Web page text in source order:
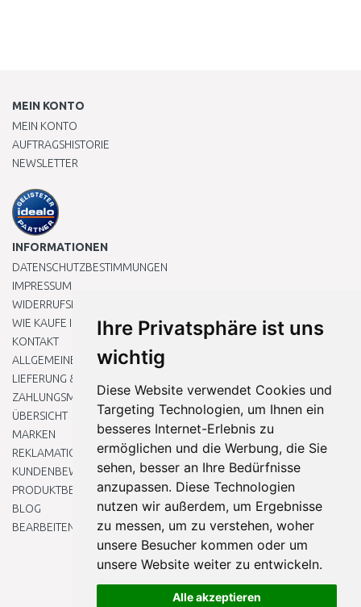
Ihre Privatsphäre ist uns
wichtig
Diese Website verwendet Cookies und
Targeting Technologien, um Ihnen ein
besseres Internet-Erlebnis zu
ermöglichen und die Werbung, die Sie
sehen, besser an Ihre Bedürfnisse
anzupassen. Diese Technologien
nutzen wir außerdem, um Ergebnisse
zu messen, um zu verstehen, woher
unsere Besucher kommen oder um
unsere Website weiter zu entwickeln.
Alle akzeptieren
MEIN KONTO
MEIN KONTO
AUFTRAGSHISTORIE
NEWSLETTER
INFORMATIONEN
DATENSCHUTZBESTIMMUNGEN
IMPRESSUM
WIDERRUFSRECHT
WIE KAUFE ICH EIN?
KONTAKT
ALLGEMEINEN GESCHÄFTSBEDINGUNGEN
LIEFERUNG & ZAHLUNG
ZAHLUNGSMETHODEN
ÜBERSICHT
MARKEN
REKLAMATIONEN UND RETOUREN
KUNDENBEWERTUNG
PRODUKTBEWERTUNG
BLOG
BEARBEITEN SIE MEINE COOKIE-EINSTELLUNGEN